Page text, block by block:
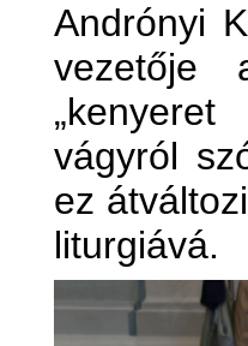
Andrónyi
vezetője
vágyról
ez
liturgiává.